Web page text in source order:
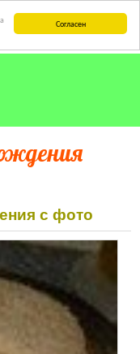
Согласен
с фото